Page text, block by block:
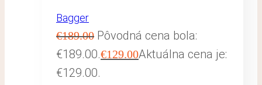
Bagger
€189.00 Pôvodná cena bola:
€189.00.€129.00Aktuálna cena je:
€129.00.